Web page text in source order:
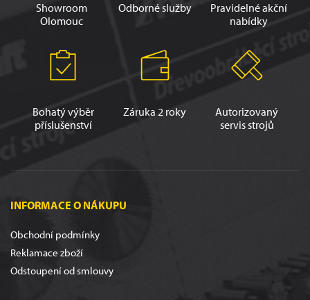
Showroom
Olomouc
Odborné služby
Pravidelné akční
nabídky
Bohatý výběr
příslušenství
Záruka 2 roky
Autorizovaný
servis strojů
INFORMACE O NÁKUPU
Obchodní podmínky
Reklamace zboží
Odstoupení od smlouvy